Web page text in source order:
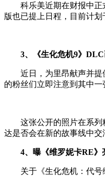
科乐美近期在财报中正式
版也已提上日程，目前计划
3、《生化危机9》
近日，为里昂献声并提供
的粉丝们立即注意到其中
这张公开的照片在系列粉
达是否会在新的故事线中交
4、曝《维罗妮卡RE》
关于《生化危机：代号维